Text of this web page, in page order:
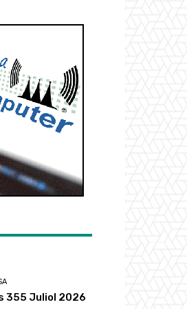
355 Juliol 2026